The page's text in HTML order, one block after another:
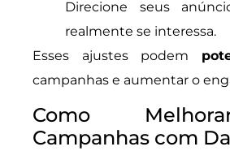
Direcione seus
realmente se interessa.
Esses ajustes podem
campanhas e aumentar o
Como
Campanhas com